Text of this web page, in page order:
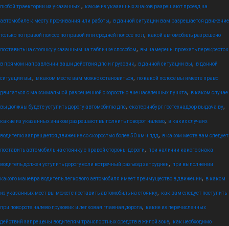
любой траектории из указанных. , какие из указанных знаков разрешают проезд на
автомобиле к месту проживания или работы, в данной ситуации вам разрешается движение
только по правой полосе по правой или средней полосе по л, какой автомобиль разрешено
поставить на стоянку указанным на табличке способом, вы намерены проехать перекресток
в прямом направлении ваши действия дпс и грузовик, в данной ситуации вы, в данной
ситуации вы:, в каком месте вам можно остановиться, по какой полосе вы имеете право
двигаться с максимальной разрешенной скоростью вне населенных пункта, в каком случае
вы должны будете уступить дорогу автомобилю дпс, екатеринбург гостехнадзор выдача ву,
какие из указанных знаков разрешают выполнить поворот налево, в каких случаях
водителю запрещается движение со скоростью более 50 км ч пдд, в каком месте вам следует
поставить автомобиль на стоянку с правой стороны дороги, при наличии какого знака
водитель должен уступить дорогу если встречный разъезд затруднен, при выполнении
какого маневра водитель легкового автомобиля имеет преимущество в движении, в каком
из указанных мест вы можете поставить автомобиль на стоянку, как вам следует поступить
при повороте налево грузовик и легковая главная дорога, какие из перечисленных
действий запрещены водителям транспортных средств в жилой зоне, как необходимо